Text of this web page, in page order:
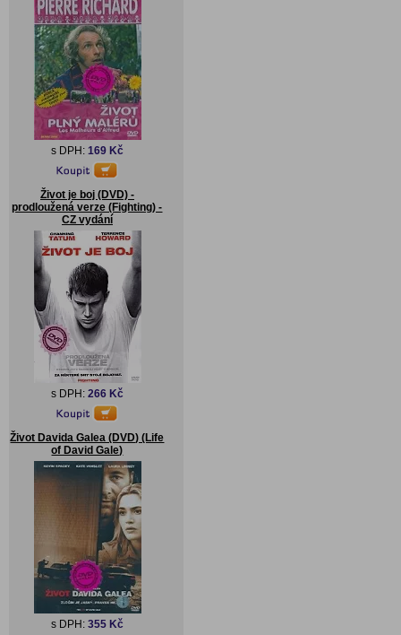
s DPH: 169 Kč
Život je boj (DVD) -
prodloužená verze (Fighting) -
CZ vydání
s DPH: 266 Kč
Život Davida Galea (DVD) (Life
of David Gale)
s DPH: 355 Kč